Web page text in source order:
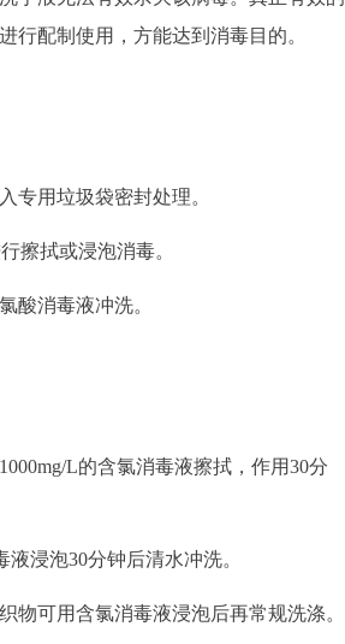
行配制使用，方能达到消毒目的。
专用垃圾袋密封处理。
擦拭或浸泡消毒。
酸消毒液冲洗。
L的含氯消毒液擦拭，作用30分
浸泡30分钟后清水冲洗。
物可用含氯消毒液浸泡后再常规洗涤。